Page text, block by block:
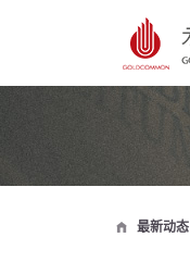
最新动态